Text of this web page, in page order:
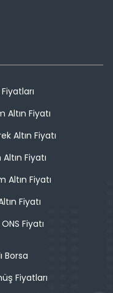
Altın Fiyatı
Altın Fiyatı
Fiyatı
Altın Fiyatı
Fiyatı
Fiyatı
Borsa
Fiyatları